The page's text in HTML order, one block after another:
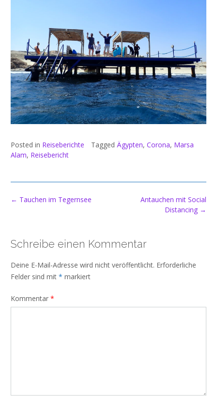
Posted in Reiseberichte Tagged Ägypten, Corona, Marsa
Alam, Reisebericht
Post
Antauchen mit Social
Distancing →
← Tauchen im Tegernsee
Schreibe einen Kommentar
Deine E-Mail-Adresse wird nicht veröffentlicht. Erforderliche
Felder sind mit * markiert
Kommentar *